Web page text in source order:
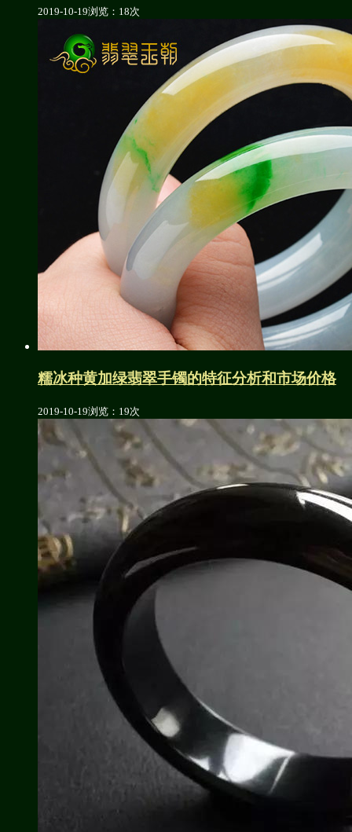
2019-10-19浏览：18次
糯冰种黄加绿翡翠手镯的特征分析和市场价格
2019-10-19浏览：19次